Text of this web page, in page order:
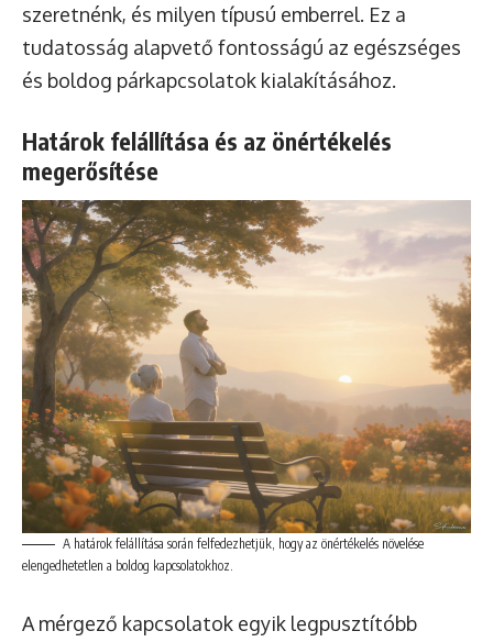
szeretnénk, és milyen típusú emberrel. Ez a
tudatosság alapvető fontosságú az egészséges
és boldog párkapcsolatok kialakításához.
Határok felállítása és az önértékelés
megerősítése
A határok felállítása során felfedezhetjük, hogy az önértékelés növelése
elengedhetetlen a boldog kapcsolatokhoz.
A mérgező kapcsolatok egyik legpusztítóbb